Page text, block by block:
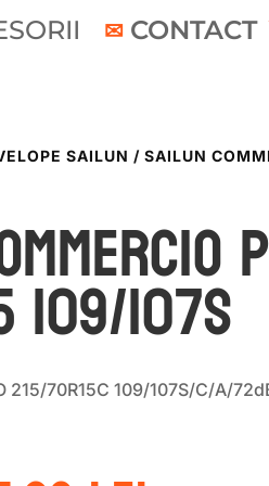
CONTACT
SAILUN / SAILUN
109/107S
215/70R15C 109/107S/C/A/